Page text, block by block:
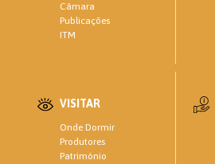
Câmara
Publicações
ITM
VISITAR
Onde Dormir
Produtores
Património